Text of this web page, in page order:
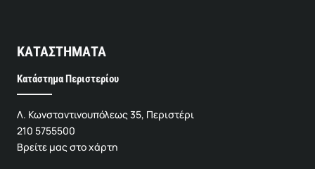
ΚΑΤΑΣΤΗΜΑΤΑ
Κατάστημα Περιστερίου
Λ. Κωνσταντινουπόλεως 35, Περιστέρι
210 5755500
Βρείτε μας στο χάρτη